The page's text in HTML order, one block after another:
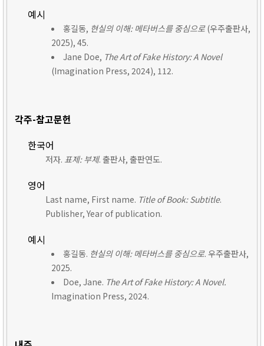
예시
홍길동, 현실의 이해: 메타버스를 중심으로(우주출판사,
2025), 45.
Jane Doe, The Art of Fake History: A Novel
(Imagination Press, 2024), 112.
각주-참고문헌
한국어
저자. 표제: 부제. 출판사, 출판연도.
영어
Last name, First name. Title of Book: Subtitle.
Publisher, Year of publication.
예시
홍길동. 현실의 이해: 메타버스를 중심으로. 우주출판사,
2025.
Doe, Jane. The Art of Fake History: A Novel.
Imagination Press, 2024.